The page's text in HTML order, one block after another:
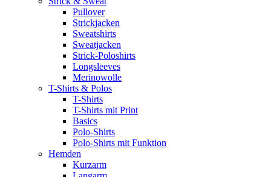
Pullover
Strickjacken
Sweatshirts
Sweatjacken
Strick-Poloshirts
Longsleeves
Merinowolle
T-Shirts & Polos
T-Shirts
T-Shirts mit Print
Basics
Polo-Shirts
Polo-Shirts mit Funktion
Hemden
Kurzarm